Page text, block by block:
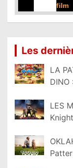
Les
LA
LES